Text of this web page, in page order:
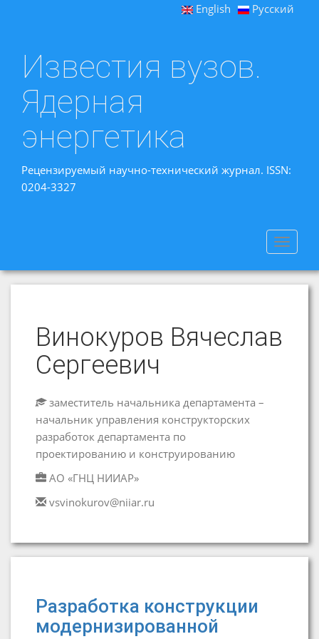
English Русский
Известия вузов.
Ядерная
энергетика
Рецензируемый научно-технический журнал. ISSN:
0204-3327
Toggle
Винокуров Вячеслав
Сергеевич
заместитель начальника департамента –
начальник управления конструкторских
разработок департамента по
проектированию и конструированию
АО «ГНЦ НИИАР»
vsvinokurov@niiar.ru
Разработка конструкции
модернизированной